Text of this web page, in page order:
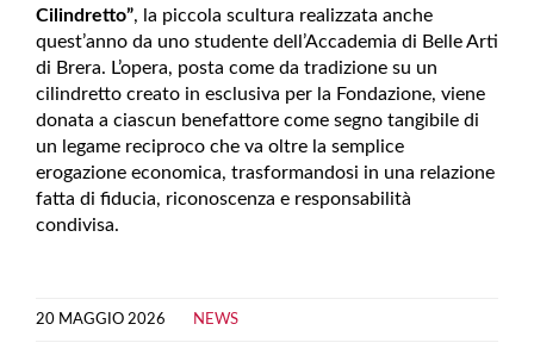
Cilindretto”, la piccola scultura realizzata anche
quest’anno da uno studente dell’Accademia di Belle Arti
di Brera. L’opera, posta come da tradizione su un
cilindretto creato in esclusiva per la Fondazione, viene
donata a ciascun benefattore come segno tangibile di
un legame reciproco che va oltre la semplice
erogazione economica, trasformandosi in una relazione
fatta di fiducia, riconoscenza e responsabilità
condivisa.
20 MAGGIO 2026 NEWS